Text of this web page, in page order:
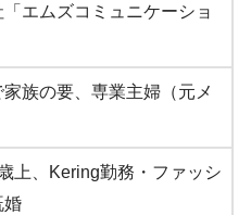
エムズコミュニケーショ
族の要、専業主婦（元メ
上、Kering勤務・ファッシ
婚